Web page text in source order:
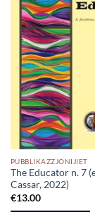
PUBBLIKAZZJONIJIET
The Educator n. 7
Cassar, 2022)
€13.00